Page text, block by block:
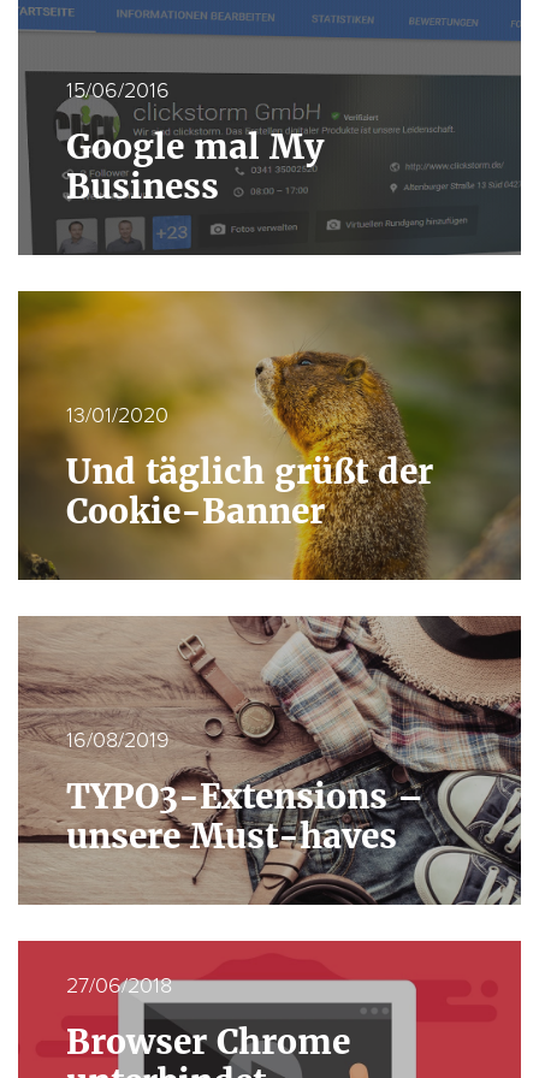
15/06/2016
Google mal My
Business
13/01/2020
Und täglich grüßt der
Cookie-Banner
16/08/2019
TYPO3-Extensions –
unsere Must-haves
27/06/2018
Browser Chrome